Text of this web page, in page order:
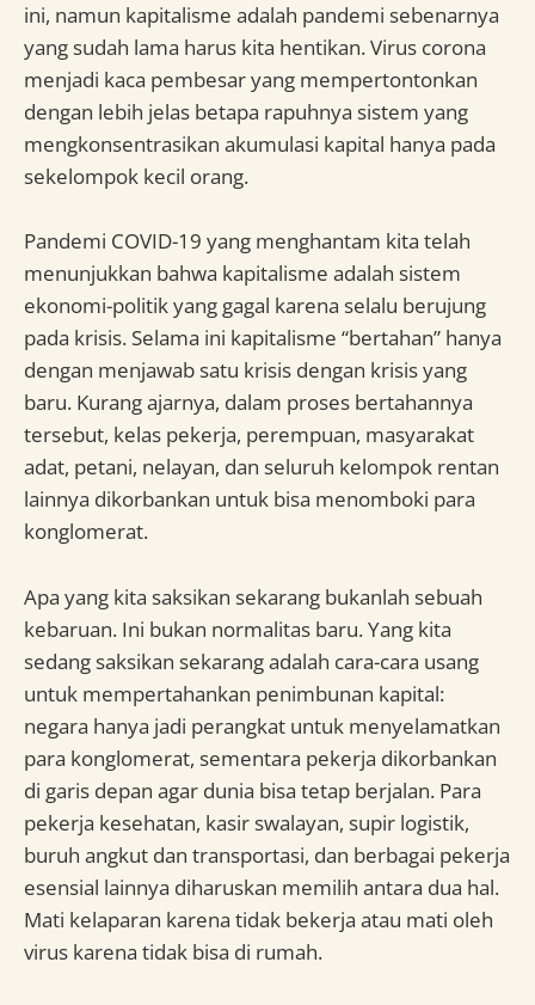
ini, namun kapitalisme adalah pandemi sebenarnya
yang sudah lama harus kita hentikan. Virus corona
menjadi kaca pembesar yang mempertontonkan
dengan lebih jelas betapa rapuhnya sistem yang
mengkonsentrasikan akumulasi kapital hanya pada
sekelompok kecil orang.
Pandemi COVID-19 yang menghantam kita telah
menunjukkan bahwa kapitalisme adalah sistem
ekonomi-politik yang gagal karena selalu berujung
pada krisis. Selama ini kapitalisme “bertahan” hanya
dengan menjawab satu krisis dengan krisis yang
baru. Kurang ajarnya, dalam proses bertahannya
tersebut, kelas pekerja, perempuan, masyarakat
adat, petani, nelayan, dan seluruh kelompok rentan
lainnya dikorbankan untuk bisa menomboki para
konglomerat.
Apa yang kita saksikan sekarang bukanlah sebuah
kebaruan. Ini bukan normalitas baru. Yang kita
sedang saksikan sekarang adalah cara-cara usang
untuk mempertahankan penimbunan kapital:
negara hanya jadi perangkat untuk menyelamatkan
para konglomerat, sementara pekerja dikorbankan
di garis depan agar dunia bisa tetap berjalan. Para
pekerja kesehatan, kasir swalayan, supir logistik,
buruh angkut dan transportasi, dan berbagai pekerja
esensial lainnya diharuskan memilih antara dua hal.
Mati kelaparan karena tidak bekerja atau mati oleh
virus karena tidak bisa di rumah.